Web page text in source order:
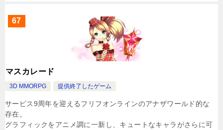
67
マスカレード
3D MMORPG 提供終了したゲーム
サービス9周年を迎えるフリフオンラインのアナザワールド的な
存在。
グラフィックをアニメ調に一新し、キュートなキャラがさらに可